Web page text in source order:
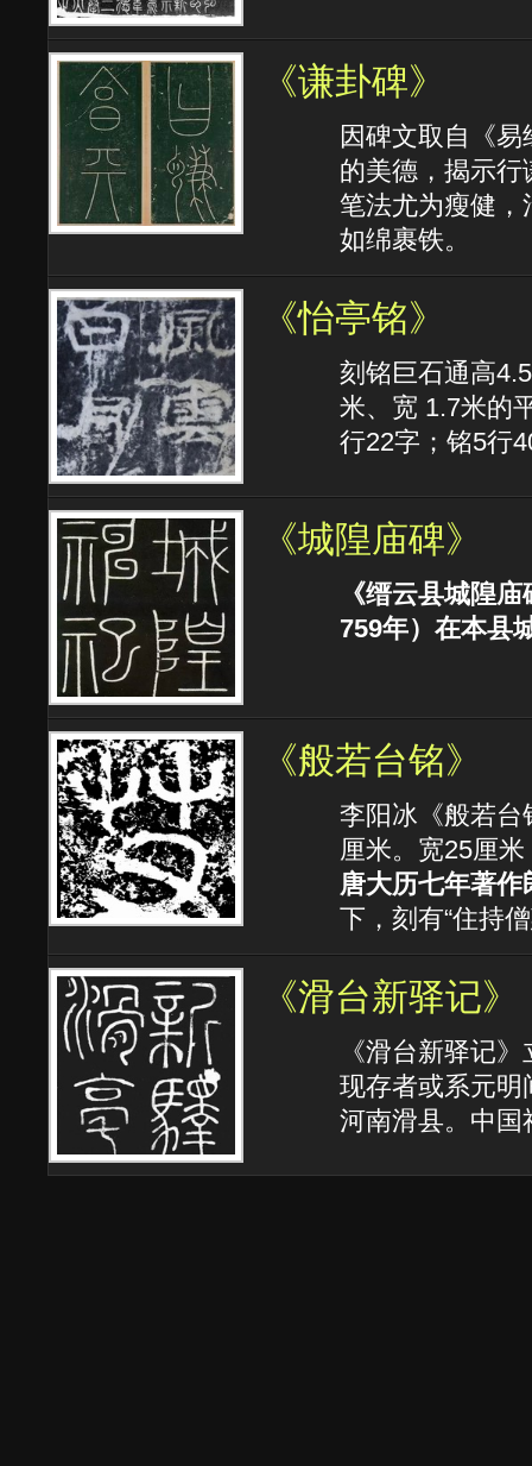
《谦卦碑》
因碑文取自《
的美德，揭示行
笔法尤为瘦健，
如绵裹铁。
《怡亭铭》
刻铭巨石通高
米、宽 1.7米的
行22字；铭5行
《城隍庙碑》
《缙云县城隍
759年）在本县
《般若台铭》
李阳冰《般若台
厘米。宽25厘
唐大历七年著
下，刻有“住持
《滑台新驿记》
《滑台新驿记
现存者或系元明
河南滑县。中国